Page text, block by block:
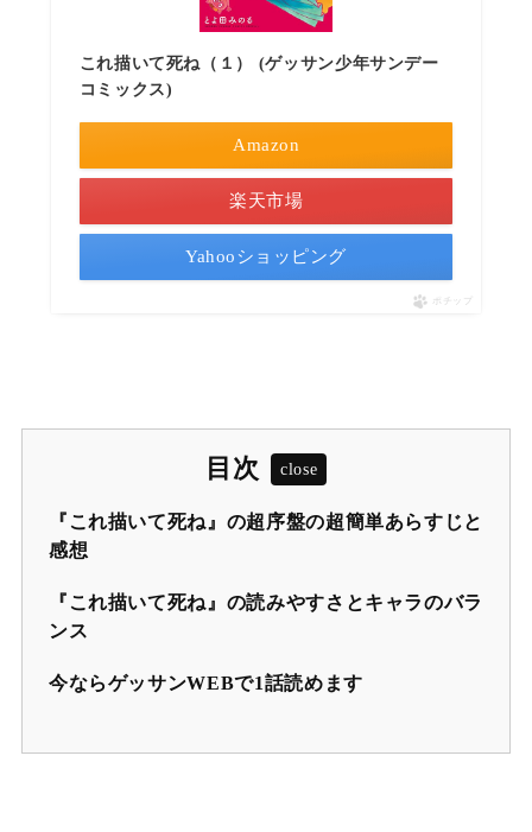
これ描いて死ね（１） (ゲッサン少年サンデー
コミックス)
Amazon
楽天市場
Yahooショッピング
ポチップ
目次
『これ描いて死ね』の超序盤の超簡単あらすじと
感想
『これ描いて死ね』の読みやすさとキャラのバラ
ンス
今ならゲッサンWEBで1話読めます